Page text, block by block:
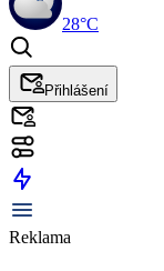
28°C
Přihlášení
Reklama